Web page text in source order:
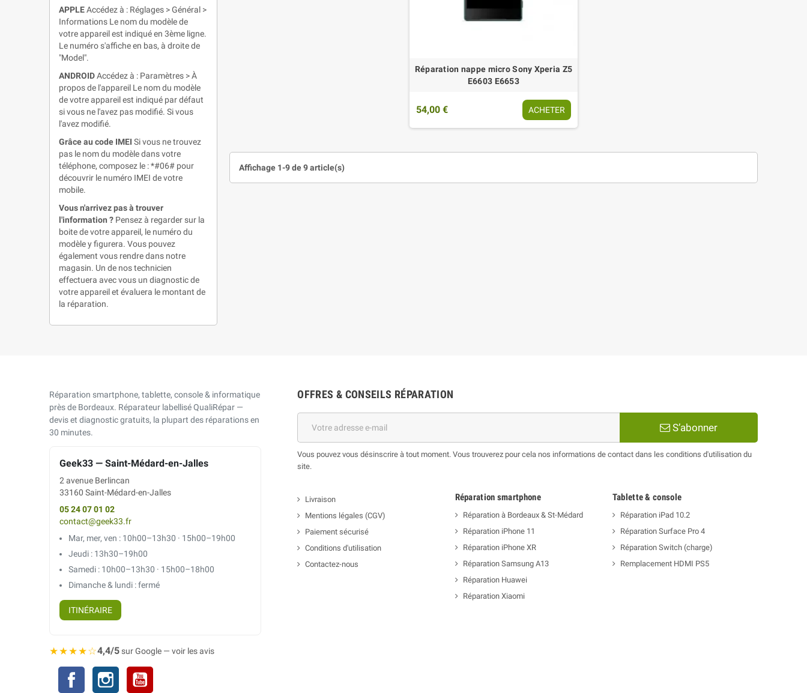
APPLEAccédez à : Réglages > Général >
Informations Le nom du modèle de
votre appareil est indiqué en 3ème ligne.
Le numéro s'affiche en bas, à droite de
"Model".
ANDROIDAccédez à : Paramètres > À
propos de l'appareil Le nom du modèle
de votre appareil est indiqué par défaut
si vous ne l'avez pas modifié. Si vous
l'avez modifié.
Grâce au code IMEI Si vous ne trouvez
pas le nom du modèle dans votre
téléphone, composez le : *#06# pour
découvrir le numéro IMEI de votre
mobile.
Vous n'arrivez pas à trouver
l'information ? Pensez à regarder sur la
boite de votre appareil, le numéro du
modèle y figurera. Vous pouvez
également vous rendre dans notre
magasin. Un de nos technicien
effectuera avec vous un diagnostic de
votre appareil et évaluera le montant de
la réparation.
Réparation nappe micro Sony Xperia Z5
E6603 E6653
54,00 € ACHETER
Affichage 1-9 de 9 article(s)
Réparation smartphone, tablette, console & informatique
près de Bordeaux. Réparateur labellisé QualiRépar —
devis et diagnostic gratuits, la plupart des réparations en
30 minutes.
Geek33 — Saint-Médard-en-Jalles
2 avenue Berlincan
33160 Saint-Médard-en-Jalles
05 24 07 01 02
contact@geek33.fr
Mar, mer, ven : 10h00–13h30 · 15h00–19h00
Jeudi : 13h30–19h00
Samedi : 10h00–13h30 · 15h00–18h00
Dimanche & lundi : fermé
ITINÉRAIRE
★★★★☆4,4/5sur Google — voir les avis
Facebook Instagram
OFFRES & CONSEILS RÉPARATION
S’abonner
Vous pouvez vous désinscrire à tout moment. Vous trouverez pour cela nos informations de contact dans les conditions d'utilisation du
site.
Livraison
Mentions légales (CGV)
Paiement sécurisé
Conditions d'utilisation
Contactez-nous
Réparation smartphone
Réparation à Bordeaux & St-Médard
Réparation iPhone 11
Réparation iPhone XR
Réparation Samsung A13
Réparation Huawei
Réparation Xiaomi
Tablette & console
Réparation iPad 10.2
Réparation Surface Pro 4
Réparation Switch (charge)
Remplacement HDMI PS5